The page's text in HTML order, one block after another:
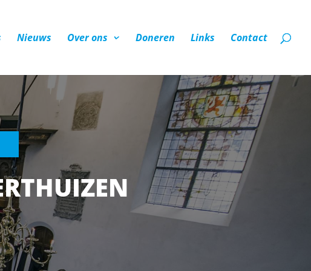
Nieuws Over ons Doneren Links Contact